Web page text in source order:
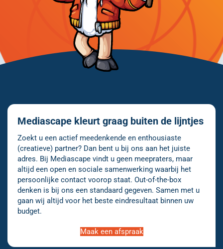
Mediascape kleurt graag buiten de lijntjes
Zoekt u een actief meedenkende en enthousiaste
(creatieve) partner? Dan bent u bij ons aan het juiste
adres. Bij Mediascape vindt u geen meepraters, maar
altijd een open en sociale samenwerking waarbij het
persoonlijke contact voorop staat. Out-of-the-box
denken is bij ons een standaard gegeven. Samen met u
gaan wij altijd voor het beste eindresultaat binnen uw
budget.
Maak een afspraak